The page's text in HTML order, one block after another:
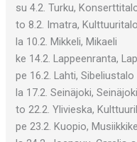
su 4.2. Turku,
to 8.2. Imatra,
la 10.2. Mikkeli, Mikaeli
ke 14.2. Lappeenranta,
pe 16.2. Lahti, Sibeliustalo
la 17.2. Seinäjoki,
to 22.2. Ylivieska,
pe 23.2. Kuopio,